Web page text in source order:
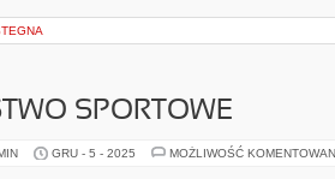
SPORTOWE
GRU - 5 - 2025 MOŻLIWOŚĆ